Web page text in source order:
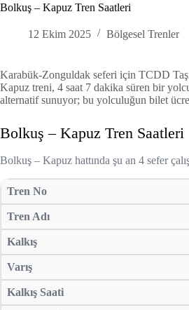
Bolkuş – Kapuz Tren Saatleri
12 Ekim 2025 Bölgesel Trenler
Karabük-Zonguldak seferi için TCDD
Kapuz treni, 4 saat 7 dakika süren bir
alternatif sunuyor; bu yolculuğun bilet
Bolkuş – Kapuz Tren Saatleri
Bolkuş – Kapuz hattında şu an 4 sefer